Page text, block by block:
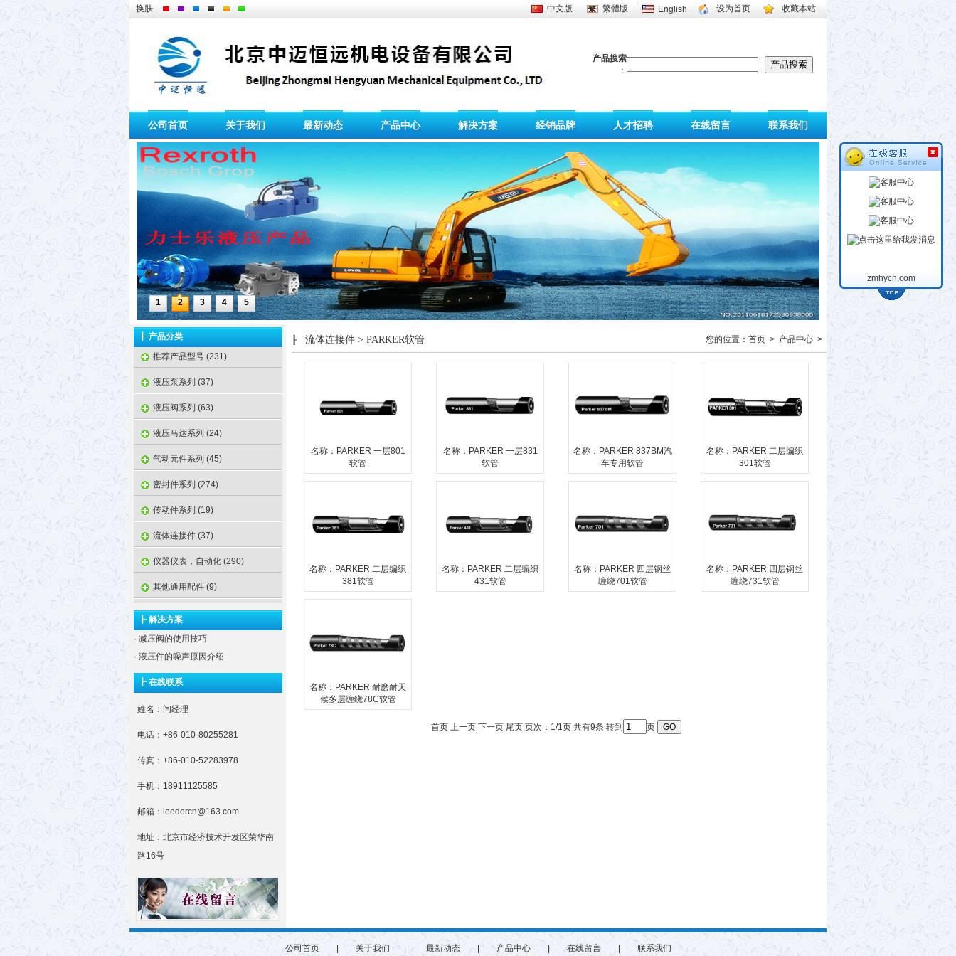
换肤 中文版 繁體版 English 设为首页 收藏本站
产品搜索
：
公司首页 关于我们 最新动态 产品中心 解决方案 经销品牌 人才招聘 在线留言 联系我们
┠ 产品分类
推荐产品型号 (231)
液压泵系列 (37)
液压阀系列 (63)
液压马达系列 (24)
气动元件系列 (45)
密封件系列 (274)
传动件系列 (19)
流体连接件 (37)
仪器仪表，自动化 (290)
其他通用配件 (9)
┠ 解决方案
· 减压阀的使用技巧
· 液压件的噪声原因介绍
┠ 在线联系
姓名：闫经理
电话：+86-010-80255281
传真：+86-010-52283978
手机：18911125585
邮箱：leedercn@163.com
地址：北京市经济技术开发区荣华南
路16号
┠ 流体连接件 > PARKER软管 您的位置： 首页 > 产品中心 >
名称：PARKER 一层801
软管
名称：PARKER 一层831
软管
名称：PARKER 837BM汽
车专用软管
名称：PARKER 二层编织
301软管
名称：PARKER 二层编织
381软管
名称：PARKER 二层编织
431软管
名称：PARKER 四层钢丝
缠绕701软管
名称：PARKER 四层钢丝
缠绕731软管
名称：PARKER 耐磨耐天
候多层缠绕78C软管
首页 上一页 下一页 尾页 页次：1/1页 共有9条 转到 页
公司首页| 关于我们 | 最新动态| 产品中心|在线留言| 联系我们
zmhycn.com